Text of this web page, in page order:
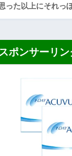
った以上にそれっ
スポンサーリン